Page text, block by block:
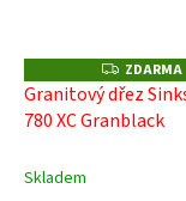
Z
D
A
R
ZDARMA
Granitový dřez
780 XC Granblack
Skladem